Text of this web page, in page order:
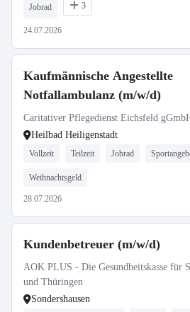
Jobrad 3
24.07.2026
Kaufmännische Angestellte
Notfallambulanz (m/w/d)
Caritativer Pflegedienst Eichsfeld
Heilbad Heiligenstadt
Vollzeit Teilzeit Jobrad
Weihnachtsgeld
28.07.2026
Kundenbetreuer (m/w/d)
AOK PLUS - Die Gesundheitskasse für
und Thüringen
Sondershausen